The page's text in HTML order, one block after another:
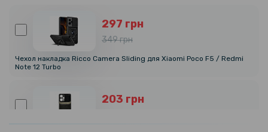
297 грн
349 грн
Чехол накладка Ricco Camera Sliding для Xiaomi Poco F5 / Redmi
Note 12 Turbo
203 грн